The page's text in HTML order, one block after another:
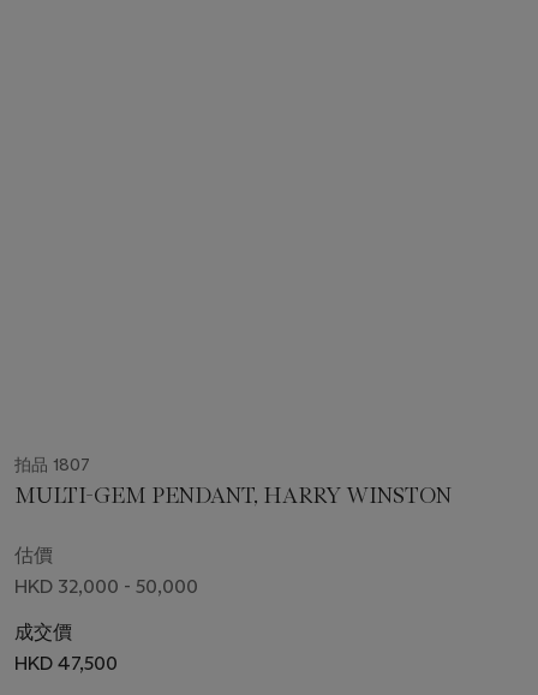
拍品 1807
MULTI-GEM PENDANT, HARRY WINSTON
估價
HKD 32,000 - 50,000
成交價
HKD 47,500